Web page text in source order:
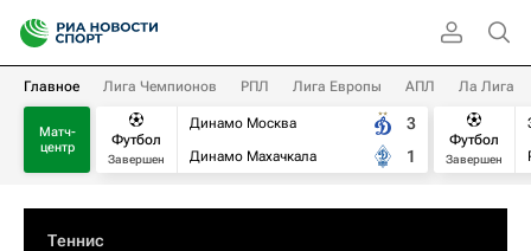
Главное Лига Чемпионов РПЛ Лига Европы АПЛ Ла Лига
Матч-
центр
Футбол
Завершен
Динамо Москва
Динамо Махачкала
3
1
Футбол
Завершен
Теннис